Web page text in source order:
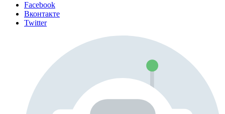
Facebook
Вконтакте
Twitter